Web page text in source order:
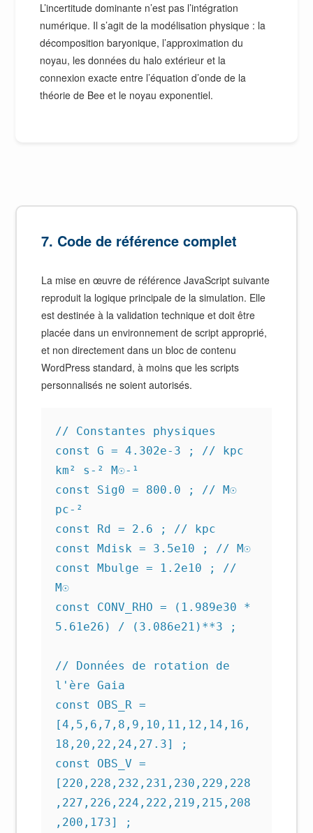
L’incertitude dominante n’est pas l’intégration
numérique. Il s’agit de la modélisation physique : la
décomposition baryonique, l’approximation du
noyau, les données du halo extérieur et la
connexion exacte entre l’équation d’onde de la
théorie de Bee et le noyau exponentiel.
7. Code de référence complet
La mise en œuvre de référence JavaScript suivante
reproduit la logique principale de la simulation. Elle
est destinée à la validation technique et doit être
placée dans un environnement de script approprié,
et non directement dans un bloc de contenu
WordPress standard, à moins que les scripts
personnalisés ne soient autorisés.
// Constantes physiques
const G = 4.302e-3 ; // kpc
km² s-² M☉-¹
const Sig0 = 800.0 ; // M☉
pc-²
const Rd = 2.6 ; // kpc
const Mdisk = 3.5e10 ; // M☉
const Mbulge = 1.2e10 ; //
M☉
const CONV_RHO = (1.989e30 *
5.61e26) / (3.086e21)**3 ;
// Données de rotation de
l'ère Gaia
const OBS_R =
[4,5,6,7,8,9,10,11,12,14,16,
18,20,22,24,27.3] ;
const OBS_V =
[220,228,232,231,230,229,228
,227,226,224,222,219,215,208
,200,173] ;